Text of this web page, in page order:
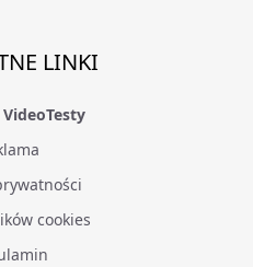
LINKI
cookies